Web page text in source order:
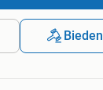
Bieden